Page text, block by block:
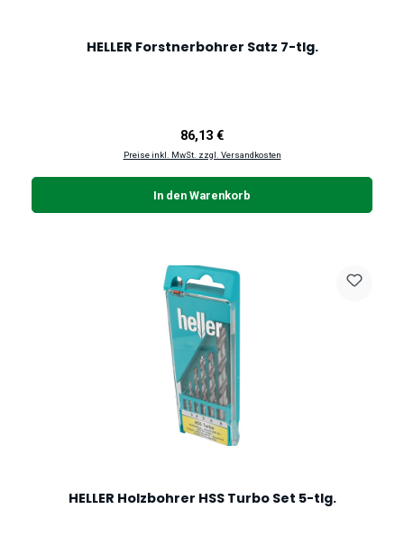
HELLER Forstnerbohrer Satz 7-tlg.
Regulärer Preis:
86,13 €
Preise inkl. MwSt. zzgl. Versandkosten
In den Warenkorb
HELLER Holzbohrer HSS Turbo Set 5-tlg.